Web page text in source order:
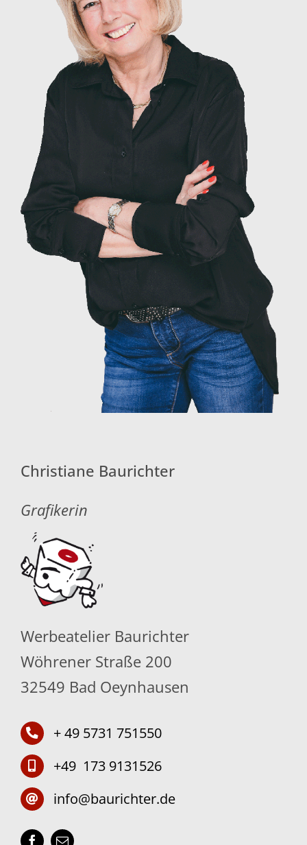
Christiane Baurichter
Grafikerin
Werbeatelier Baurichter
Wöhrener Straße 200
32549 Bad Oeynhausen
+ 49 5731 751550
+49 173 9131526
info@baurichter.de